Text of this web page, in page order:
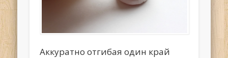
Аккуратно отгибая один край